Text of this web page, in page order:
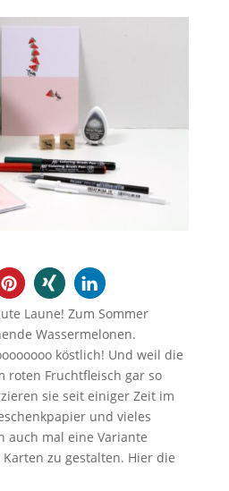
Laune! Zum Sommer
Wassermelonen.
köstlich! Und weil die
roten Fruchtfleisch gar so
sie seit einiger Zeit im
und vieles
auch mal eine Variante
zu gestalten. Hier die